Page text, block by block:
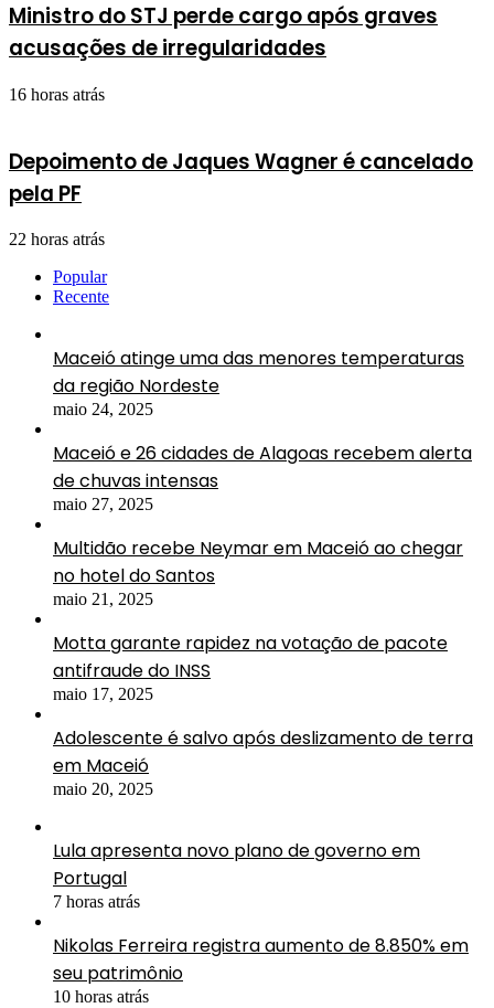
Ministro do STJ perde cargo após graves
acusações de irregularidades
16 horas atrás
Depoimento de Jaques Wagner é cancelado
pela PF
22 horas atrás
Popular
Recente
Maceió atinge uma das menores temperaturas
da região Nordeste
maio 24, 2025
Maceió e 26 cidades de Alagoas recebem alerta
de chuvas intensas
maio 27, 2025
Multidão recebe Neymar em Maceió ao chegar
no hotel do Santos
maio 21, 2025
Motta garante rapidez na votação de pacote
antifraude do INSS
maio 17, 2025
Adolescente é salvo após deslizamento de terra
em Maceió
maio 20, 2025
Lula apresenta novo plano de governo em
Portugal
7 horas atrás
Nikolas Ferreira registra aumento de 8.850% em
seu patrimônio
10 horas atrás